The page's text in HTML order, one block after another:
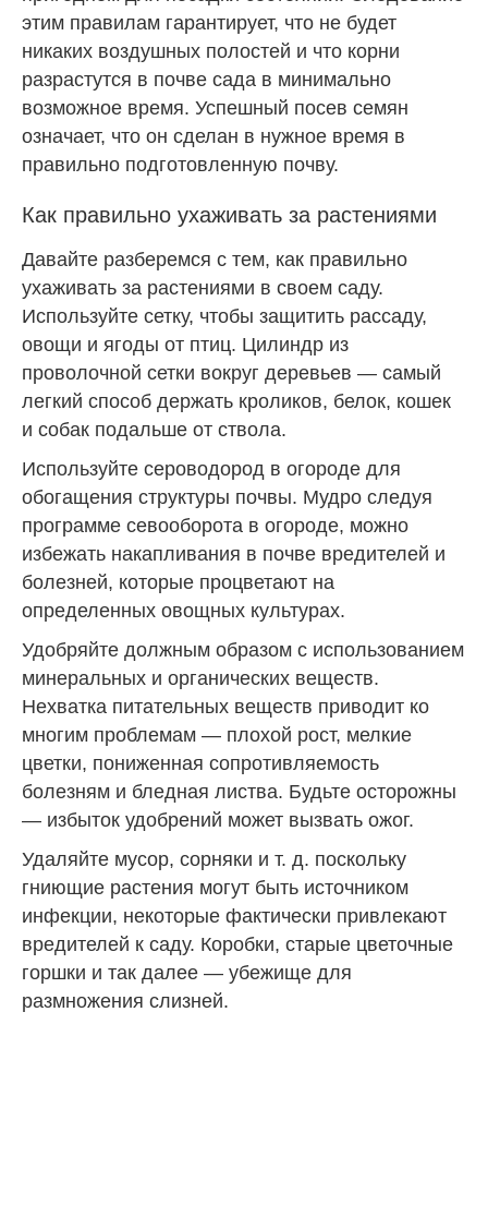
этим правилам гарантирует, что не будет
никаких воздушных полостей и что корни
разрастутся в почве сада в минимально
возможное время. Успешный посев семян
означает, что он сделан в нужное время в
правильно подготовленную почву.
Как правильно ухаживать за растениями
Давайте разберемся с тем, как правильно
ухаживать за растениями в своем саду.
Используйте сетку, чтобы защитить рассаду,
овощи и ягоды от птиц. Цилиндр из
проволочной сетки вокруг деревьев — самый
легкий способ держать кроликов, белок, кошек
и собак подальше от ствола.
Используйте сероводород в огороде для
обогащения структуры почвы. Мудро следуя
программе севооборота в огороде, можно
избежать накапливания в почве вредителей и
болезней, которые процветают на
определенных овощных культурах.
Удобряйте должным образом с использованием
минеральных и органических веществ.
Нехватка питательных веществ приводит ко
многим проблемам — плохой рост, мелкие
цветки, пониженная сопротивляемость
болезням и бледная листва. Будьте осторожны
— избыток удобрений может вызвать ожог.
Удаляйте мусор, сорняки и т. д. поскольку
гниющие растения могут быть источником
инфекции, некоторые фактически привлекают
вредителей к саду. Коробки, старые цветочные
горшки и так далее — убежище для
размножения слизней.